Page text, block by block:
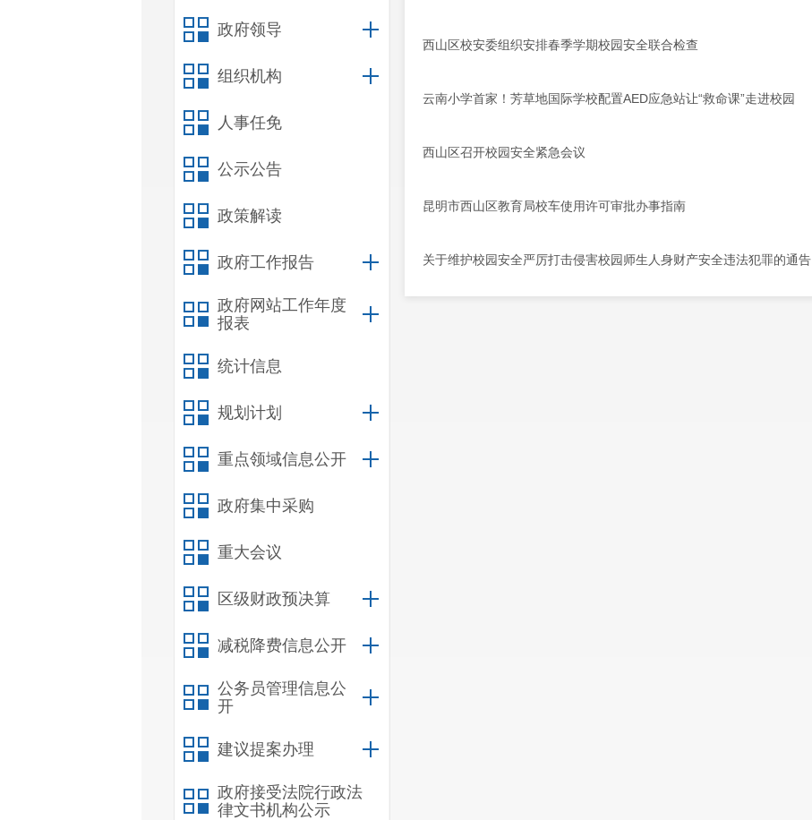
政府领导
组织机构
人事任免
公示公告
政策解读
政府工作报告
政府网站工作年度
报表
统计信息
规划计划
重点领域信息公开
政府集中采购
重大会议
区级财政预决算
减税降费信息公开
公务员管理信息公
开
建议提案办理
政府接受法院行政法
律文书机构公示
西山区校安委组织安排春季学期校园安全联合检查
云南小学首家！芳草地国际学校配置AED应急站让“救命课”走进校园
西山区召开校园安全紧急会议
昆明市西山区教育局校车使用许可审批办事指南
关于维护校园安全严厉打击侵害校园师生人身财产安全违法犯罪的通告